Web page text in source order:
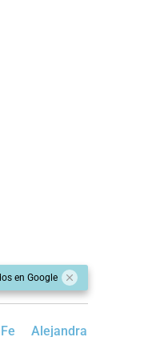
en Google
Alejandra Rodenas